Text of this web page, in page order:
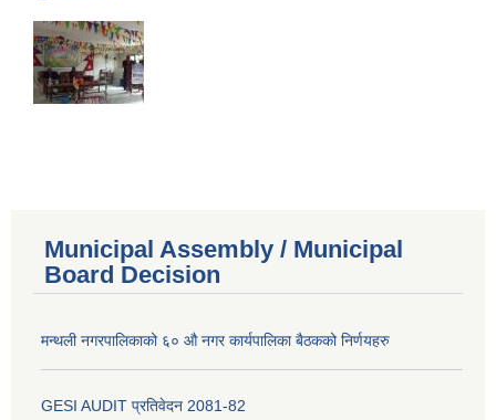
Municipal Assembly / Municipal
Board Decision
मन्थली नगरपालिकाको ६० औ नगर कार्यपालिका बैठकको निर्णयहरु
GESI AUDIT प्रतिवेदन 2081-82